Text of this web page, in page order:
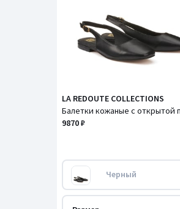
LA REDOUTE COLLECTIONS
9870 ₽
Черный